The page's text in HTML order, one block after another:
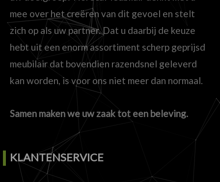
mee over het creëren van dit gevoel en stelt
zich op als uw partner. Dat u daarbij de keuze
hebt uit een enorm assortiment scherp geprijsd
meubilair dat bovendien razendsnel geleverd
kan worden, is voor ons niet meer dan normaal.
Samen maken we uw zaak tot een beleving.
KLANTENSERVICE